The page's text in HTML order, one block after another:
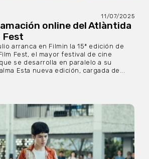
11/07/2025
online del Atlàntida
Fest
arranca en Filmin la 15ª edición de
Fest, el mayor festival de cine
se desarrolla en paralelo a su
Esta nueva edición, cargada de...